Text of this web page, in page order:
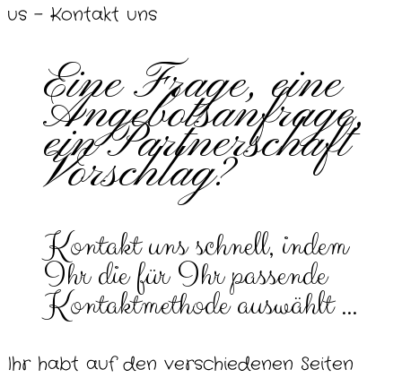
Eine Frage, eine
Angebotsanfrage,
ein Partnerschaft
Vorschlag?
Kontakt uns schnell, indem
Ihr die für Ihr passende
Kontaktmethode auswählt …
Ihr habt auf den verschiedenen Seiten